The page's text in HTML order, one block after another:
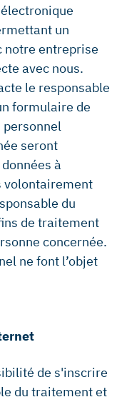
un
notre entreprise
avec nous.
le responsable
formulaire de
personnel
seront
à
volontairement
du
de traitement
concernée.
ne font l’objet
de s'inscrire
du traitement et